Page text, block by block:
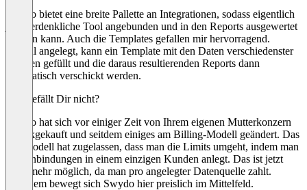
Swydo bietet eine breite Pallette an Integrationen, sodass eigentlich
jedes erdenkliche Tool angebunden und in den Reports ausgewertet
werden kann. Auch die Templates gefallen mir hervorragend.
Einmal angelegt, kann ein Template mit den Daten verschiedenster
Kunden gefüllt und die daraus resultierenden Reports dann
automatisch verschickt werden.
Was gefällt Dir nicht?
Swydo hat sich vor einiger Zeit von Ihrem eigenen Mutterkonzern
zurückgekauft und seitdem einiges am Billing-Modell geändert. Das
alte Modell hat zugelassen, dass man die Limits umgeht, indem man
alle Anbindungen in einem einzigen Kunden anlegt. Das ist jetzt
nicht mehr möglich, da man pro angelegter Datenquelle zahlt.
Trotzdem bewegt sich Swydo hier preislich im Mittelfeld.